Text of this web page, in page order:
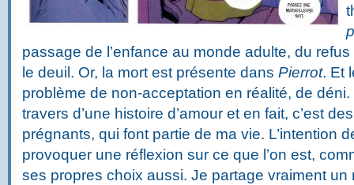
passage de l’enfance au monde adulte, du
le deuil. Or, la mort est présente dans Pierrot. Et
problème de non-acceptation en réalité, de
travers d’une histoire d’amour et en fait, c’est
prégnants, qui font partie de ma vie. L’intention
provoquer une réflexion sur ce que l’on est,
ses propres choix aussi. Je partage vraiment